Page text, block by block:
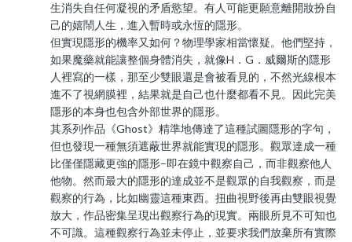
生消失自任何凝視的矛盾慾望。有人可能更願意離開妝扮自
己的嬉鬧人生，進入暫時或永恆的隱形。
但實現隱形的機率又如何？物理學家相當懷疑。他們堅持，
如果魔藥就能讓整個身體消失，就像H．G．威爾斯的隱形
人裡寫的一樣，那至少雙眼還是會被看見的，不然光線根本
進不了視網膜裡，結果就是自己也什麼都看不見。因此完美
隱形的本身也包含外部世界的隱形。
其系列作品《Ghost》精準地傳達了這種試圖隱形的字句，
但也發現一種無須遮蔽世界就能實現的隱形。觀眾達成一種
比僅僅隱藏更強的隱形–即在鏡中觀察自己，而非觀察他人
他物。然而最大的隱形的達成並不是觀眾的自我觀察，而是
觀察的行為，比如幽靈這種東西。扭曲視野後再由雙眼視覺
放大，作品密集呈現出觀察行為的現實。兩眼所見不可知也
不可識。這種觀察行為並未停止，並要求我們放棄所有實際